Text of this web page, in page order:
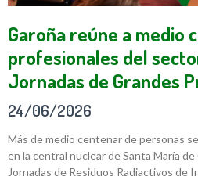
Garoña reúne a medio
profesionales del
Jornadas de Grandes
24/06/2026
Más de medio centenar de personas
en la central nuclear de Santa María
Jornadas de Residuos Radiactivos de